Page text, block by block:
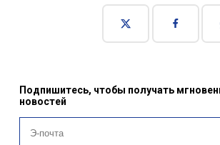
Подпишитесь, чтобы получать
новостей